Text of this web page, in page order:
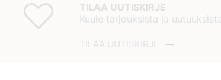
TILAA UUTISKIRJE
Kuule tarjouksista ja
TILAA UUTISKIRJE